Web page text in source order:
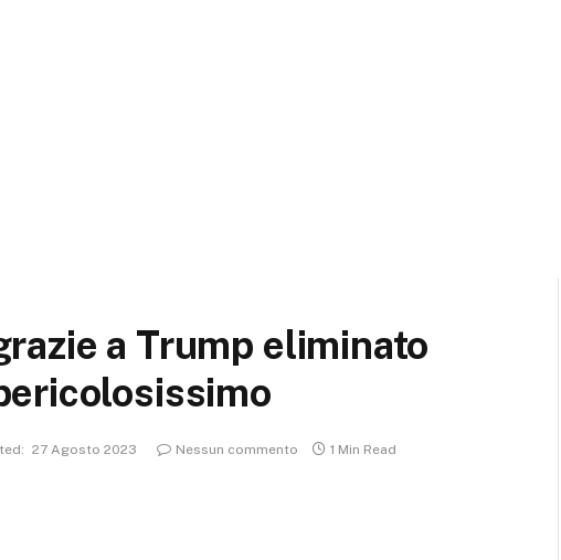
a Trump eliminato
27 Agosto 2023 Nessun commento 1 Min Read